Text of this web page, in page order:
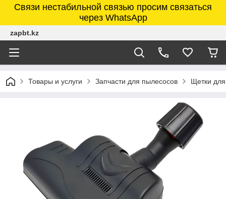
Связи нестабильной связью просим связаться
через WhatsApp
zapbt.kz
Товары и услуги Запчасти для пылесосов Щетки